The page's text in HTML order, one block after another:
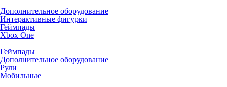
Дополнительное оборудование
Интерактивные фигурки
Геймпады
Xbox One
Геймпады
Дополнительное оборудование
Рули
Мобильные